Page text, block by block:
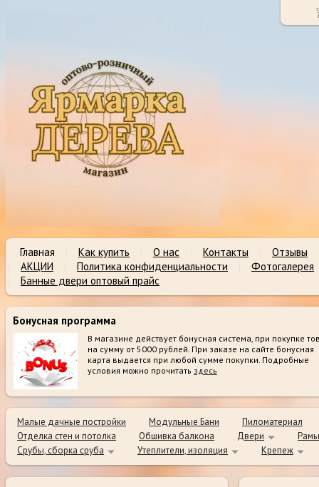
Главная Как купить О нас Контакты
Отзывы
АКЦИИ
Политика конфиденциальности
Фотогалерея
Банные двери оптовый прайс
Бонусная программа
В магазине действует бонусная система, при покупке
на сумму от 5000 рублей. При заказе на сайте бонусная
карта выдается при любой сумме покупки. Подробные
условия можно прочитать здесь
Малые дачные постройки Модульные Бани
Пиломатериал
Отделка стен и потолка
Обшивка балкона Двери
Срубы, сборка сруба
Утеплители, изоляция Крепеж